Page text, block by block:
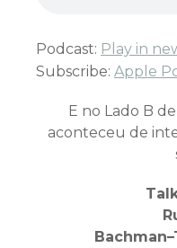
Podcast: Play in
Subscribe: Apple
E no Lado B de
aconteceu de